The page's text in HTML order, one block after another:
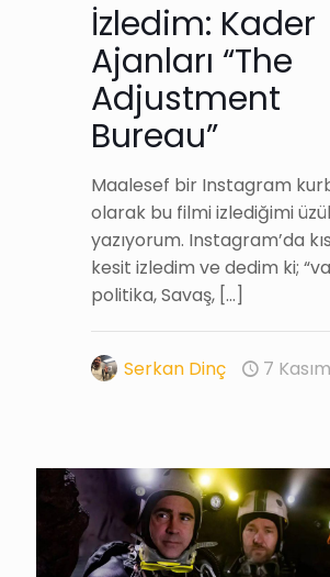
İzledim: Kader
Ajanları “The
Adjustment
Bureau”
Maalesef bir Instagram
olarak bu filmi izlediğimi
yazıyorum. Instagram’da
kesit izledim ve dedim ki;
politika, Savaş, […]
Serkan Dinç 7